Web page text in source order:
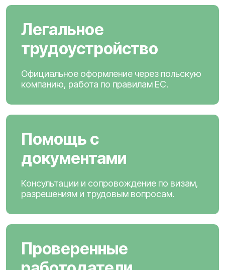
Легальное
трудоустройство
Официальное оформление через польскую
компанию, работа по правилам ЕС.
Помощь с
документами
Консультации и сопровождение по визам,
разрешениям и трудовым вопросам.
Проверенные